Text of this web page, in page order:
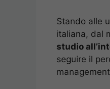
Stando alle
italiana, dal
studio
seguire il